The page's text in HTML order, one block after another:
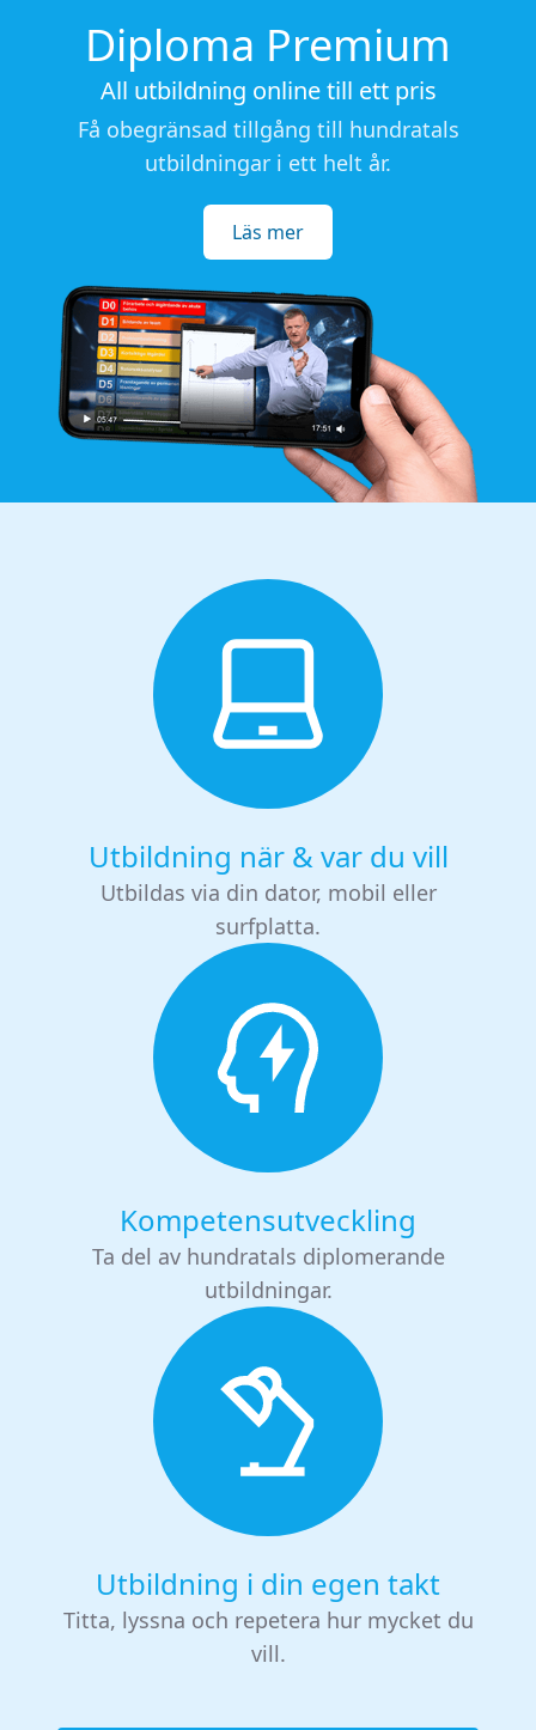
Diploma Premium
All utbildning online till ett pris
Få obegränsad tillgång till hundratals
utbildningar i ett helt år.
Läs mer
Utbildning när & var du vill
Utbildas via din dator, mobil eller
surfplatta.
Kompetensutveckling
Ta del av hundratals diplomerande
utbildningar.
Utbildning i din egen takt
Titta, lyssna och repetera hur mycket du
vill.